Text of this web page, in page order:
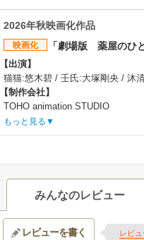
2026年秋映画化作品
映画化 「劇場版 薬屋のひ
出演】
猫猫:悠木碧 / 壬氏:大塚剛央 / 沐
制作会社】
TOHO animation STUDIO
スタッフ情報】
原作・ストーリー原案:日向夏（
監督:長沼範裕
脚本:柿原優子 / キャラクターデ
計:相田美里 / 美術監督:三宅昌和
サー:町田政彌 / 撮影監督:武山篤
音楽:神前暁、Kevin Penkin、桶
animation STUDIO / 製作:劇場版
もっと見る
みんなのレビュー
レビューを書く レビ